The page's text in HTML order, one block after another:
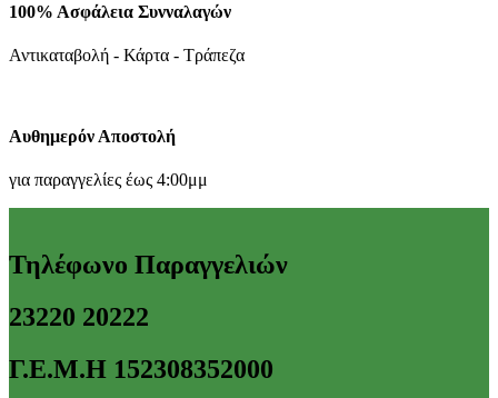
100% Ασφάλεια Συνναλαγών
Αντικαταβολή - Κάρτα - Τράπεζα
Αυθημερόν Αποστολή
για παραγγελίες έως 4:00μμ
Τηλέφωνο Παραγγελιών
23220 20222
Γ.Ε.Μ.Η 152308352000